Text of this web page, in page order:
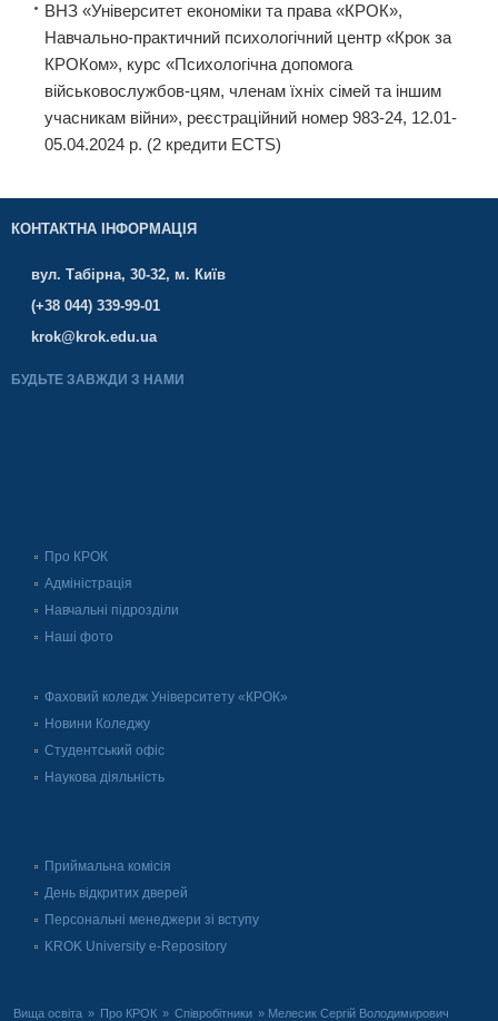
ВНЗ «Університет економіки та права «КРОК»,
Навчально-практичний психологічний центр «Крок за
КРОКом», курс «Психологічна допомога
військовослужбов-цям, членам їхніх сімей та іншим
учасникам війни», реєстраційний номер 983-24, 12.01-
05.04.2024 р. (2 кредити ECTS)
КОНТАКТНА ІНФОРМАЦІЯ
вул. Табірна, 30-32, м. Київ
(+38 044) 339-99-01
krok@krok.edu.ua
БУДЬТЕ ЗАВЖДИ З НАМИ
Про КРОК
Адміністрація
Навчальні підрозділи
Наші фото
Фаховий коледж Університету «КРОК»
Новини Коледжу
Студентський офіс
Наукова діяльність
Приймальна комісія
День відкритих дверей
Персональні менеджери зі вступу
KROK University e-Repository
Вища освіта » Про КРОК » Співробітники » Мелесик Сергій Володимирович